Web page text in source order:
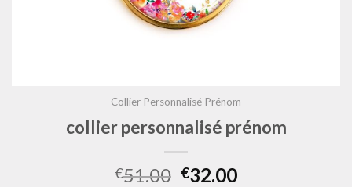
Collier Personnalisé Prénom
collier personnalisé prénom
€51.00 €32.00